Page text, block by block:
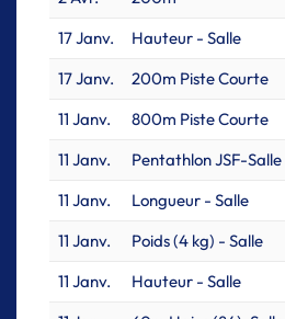
17 Janv.
Hauteur - Salle
17 Janv.
200m Piste Courte
11 Janv.
800m Piste Courte
11 Janv.
Pentathlon JSF-Salle
11 Janv.
Longueur - Salle
11 Janv.
Poids (4 kg) - Salle
11 Janv.
Hauteur - Salle